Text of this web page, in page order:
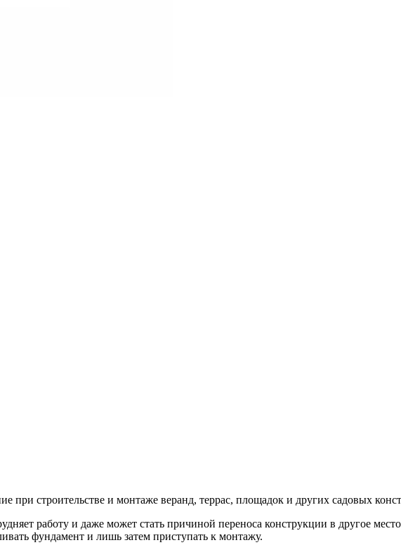
строительстве и монтаже веранд, террас, площадок и других садовых
работу и даже может стать причиной переноса конструкции в другое
фундамент и лишь затем приступать к монтажу.